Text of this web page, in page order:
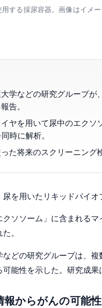
用する採尿容器。画像はイメ
学などの研究グループが
告。
ヤを用いて尿中のエクソ
時に解析。
た将来のスクリーニング
を用いたリキッドバイオ
ソソーム」に含まれるマ
。
どの研究グループは、複
可能性を示した。研究成果
報からがんの可能